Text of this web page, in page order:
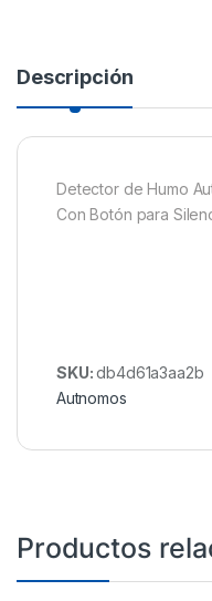
Descripción
Detector de Humo
Con Botón para
SKU:db4d61a3aa2b
Autnomos
Productos